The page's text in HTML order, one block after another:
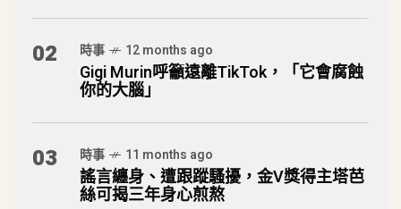
02 時事 12 months ago
Gigi Murin呼籲遠離TikTok，「它會腐蝕
你的大腦」
03 時事 11 months ago
謠言纏身、遭跟蹤騷擾，金V獎得主塔芭
絲可揭三年身心煎熬